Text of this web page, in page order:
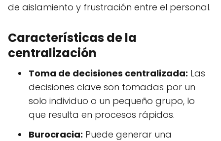
de aislamiento y frustración entre el personal.
Características de la
centralización
Toma de decisiones centralizada: Las
decisiones clave son tomadas por un
solo individuo o un pequeño grupo, lo
que resulta en procesos rápidos.
Burocracia: Puede generar una